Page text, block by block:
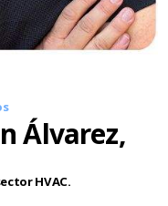
Álvarez,
HVAC.